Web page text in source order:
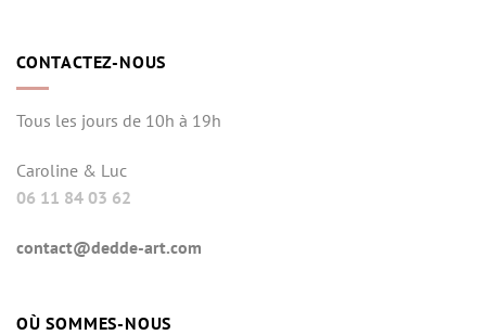
CONTACTEZ-NOUS
Tous les jours de 10h à 19h
Caroline & Luc
06 11 84 03 62
contact@dedde-art.com
OÙ SOMMES-NOUS